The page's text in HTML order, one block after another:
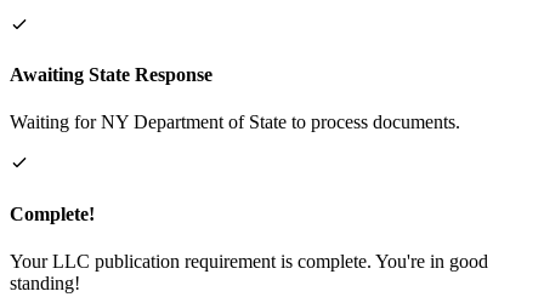
Awaiting State Response
Waiting for NY Department of State to process documents.
Complete!
Your LLC publication requirement is complete. You're in good
standing!